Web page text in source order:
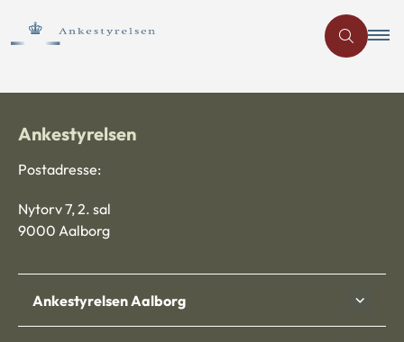
Ankestyrelsen
Postadresse:
Nytorv 7, 2. sal
9000 Aalborg
Ankestyrelsen Aalborg